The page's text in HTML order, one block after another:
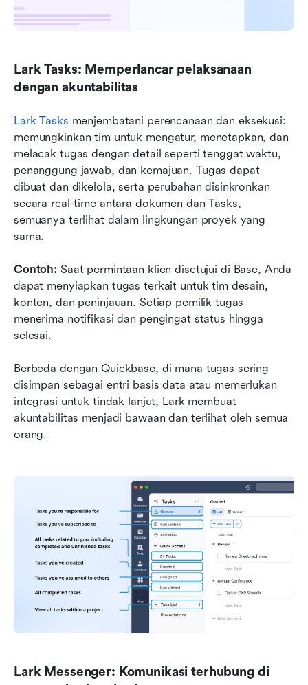
Lark Tasks: Memperlancar pelaksanaan
dengan akuntabilitas
Lark Tasks menjembatani perencanaan dan eksekusi:
memungkinkan tim untuk mengatur, menetapkan, dan
melacak tugas dengan detail seperti tenggat waktu,
penanggung jawab, dan kemajuan. Tugas dapat
dibuat dan dikelola, serta perubahan disinkronkan
secara real-time antara dokumen dan Tasks,
semuanya terlihat dalam lingkungan proyek yang
sama.
Contoh: Saat permintaan klien disetujui di Base, Anda
dapat menyiapkan tugas terkait untuk tim desain,
konten, dan peninjauan. Setiap pemilik tugas
menerima notifikasi dan pengingat status hingga
selesai.
Berbeda dengan Quickbase, di mana tugas sering
disimpan sebagai entri basis data atau memerlukan
integrasi untuk tindak lanjut, Lark membuat
akuntabilitas menjadi bawaan dan terlihat oleh semua
orang.
Lark Messenger: Komunikasi terhubung di